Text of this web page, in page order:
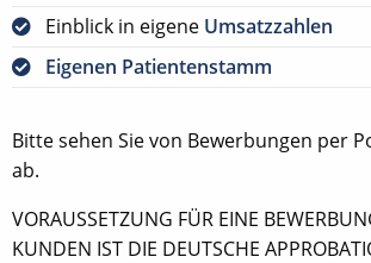
Einblick in eigene Umsatzzahlen
Eigenen Patientenstamm
Bitte sehen Sie von Bewerbungen per
ab.
VORAUSSETZUNG FÜR EINE
KUNDEN IST DIE DEUTSCHE